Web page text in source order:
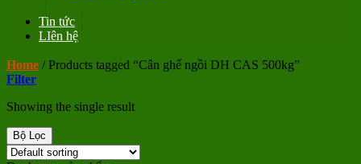
Tin tức
LIên hệ
Home /Products tagged “Cân ghế ngồi DH CAS 500kg”
Filter
Showing the single result
Bộ Lọc